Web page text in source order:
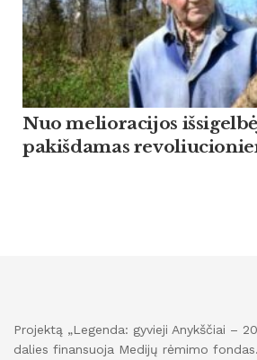
Nuo melioracijos
pakišdamas
Projektą „Legenda: gyvieji Anykščiai –
dalies finansuoja Medijų rėmimo fondas.